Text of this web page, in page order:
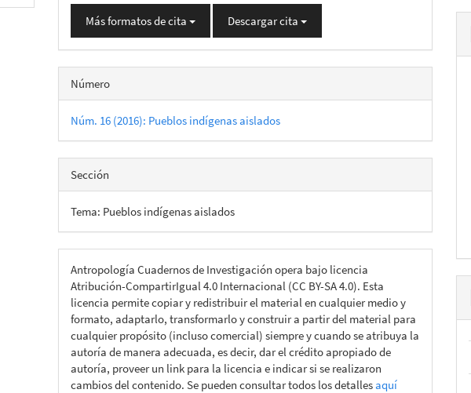
Más formatos de cita Descargar cita
Número
Núm. 16 (2016): Pueblos indígenas aislados
Sección
Tema: Pueblos indígenas aislados
Antropología Cuadernos de Investigación opera bajo licencia
Atribución-CompartirIgual 4.0 Internacional (CC BY-SA 4.0). Esta
licencia permite copiar y redistribuir el material en cualquier medio y
formato, adaptarlo, transformarlo y construir a partir del material para
cualquier propósito (incluso comercial) siempre y cuando se atribuya la
autoría de manera adecuada, es decir, dar el crédito apropiado de
autoría, proveer un link para la licencia e indicar si se realizaron
cambios del contenido. Se pueden consultar todos los detallesaquí